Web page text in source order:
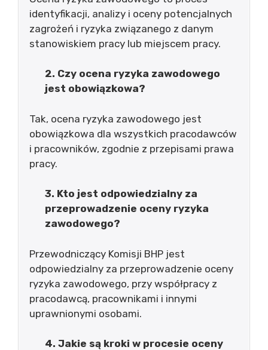
identyfikacji, analizy i oceny potencjalnych
zagrożeń i ryzyka związanego z danym
stanowiskiem pracy lub miejscem pracy.
2. Czy ocena ryzyka zawodowego
jest obowiązkowa?
Tak, ocena ryzyka zawodowego jest
obowiązkowa dla wszystkich pracodawców
i pracowników, zgodnie z przepisami prawa
pracy.
3. Kto jest odpowiedzialny za
przeprowadzenie oceny ryzyka
zawodowego?
Przewodniczący Komisji BHP jest
odpowiedzialny za przeprowadzenie oceny
ryzyka zawodowego, przy współpracy z
pracodawcą, pracownikami i innymi
uprawnionymi osobami.
4. Jakie są kroki w procesie oceny